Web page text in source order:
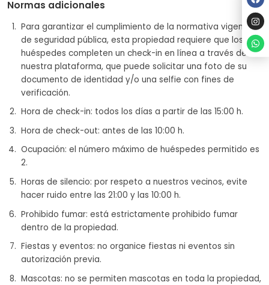
Normas adicionales
Para garantizar el cumplimiento de la normativa vigente
de seguridad pública, esta propiedad requiere que los
huéspedes completen un check-in en línea a través de
nuestra plataforma, que puede solicitar una foto de su
documento de identidad y/o una selfie con fines de
verificación.
Hora de check-in: todos los días a partir de las 15:00 h.
Hora de check-out: antes de las 10:00 h.
Ocupación: el número máximo de huéspedes permitido es
2.
Horas de silencio: por respeto a nuestros vecinos, evite
hacer ruido entre las 21:00 y las 10:00 h.
Prohibido fumar: está estrictamente prohibido fumar
dentro de la propiedad.
Fiestas y eventos: no organice fiestas ni eventos sin
autorización previa.
Mascotas: no se permiten mascotas en toda la propiedad,